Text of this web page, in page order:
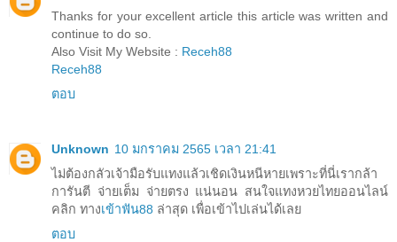
Thanks for your excellent article this article was written and
continue to do so.
Also Visit My Website : Receh88
Receh88
ตอบ
Unknown 10 มกราคม 2565 เวลา 21:41
ไม่ต้องกลัวเจ้ามือรับแทงแล้วเชิดเงินหนีหายเพราะที่นี่เรากล้า
การันตี จ่ายเต็ม จ่ายตรง แน่นอน สนใจแทงหวยไทยออนไลน์
คลิก ทางเข้าฟัน88 ล่าสุด เพื่อเข้าไปเล่นได้เลย
ตอบ